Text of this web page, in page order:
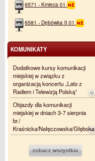
6571 - Kmieca 01
6581 - Dębówka II 01
KOMUNIKATY
Dodatkowe kursy komunikacji
miejskiej w związku z
organizacją koncertu „Lato z
Radiem i Telewizją Polską”
Objazdy dla komunikacji
miejskiej w dniach 3-7 sierpnia
br./
Kraśnicka/Nałęczowska/Głęboka